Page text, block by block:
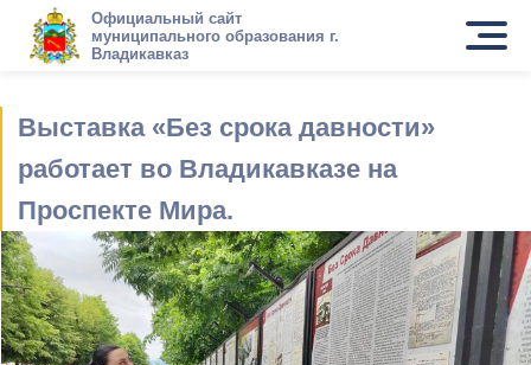
Официальный сайт
муниципального образования г.
Владикавказ
Выставка «Без срока давности»
работает во Владикавказе на
Проспекте Мира.